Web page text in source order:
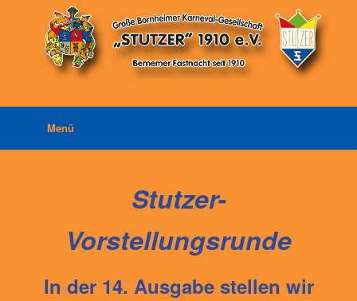
Menü
Stutzer-
Vorstellungsrunde
In der 14. Ausgabe stellen wir